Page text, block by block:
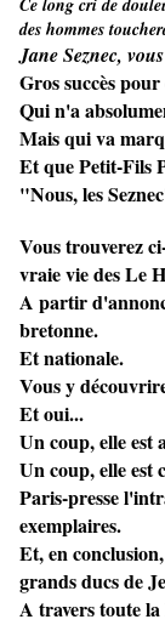
Ce long cri de
des hommes
Jane Seznec,
Gros succès
Qui n'a
Mais qui va
Et que Petit-Fils
"Nous, les
Vous trouverez
vraie vie des Le
A partir
bretonne.
Et nationale.
Vous y
Et oui...
Un coup, elle est
Un coup, elle est
Paris-presse
exemplaires.
Et, en
grands ducs de
A travers toute